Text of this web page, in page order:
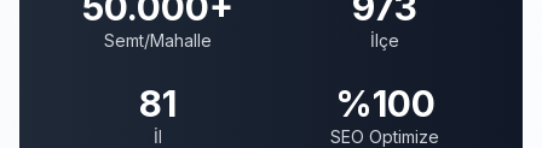
Semt/Mahalle İlçe
81
İl
%100
SEO Optimize